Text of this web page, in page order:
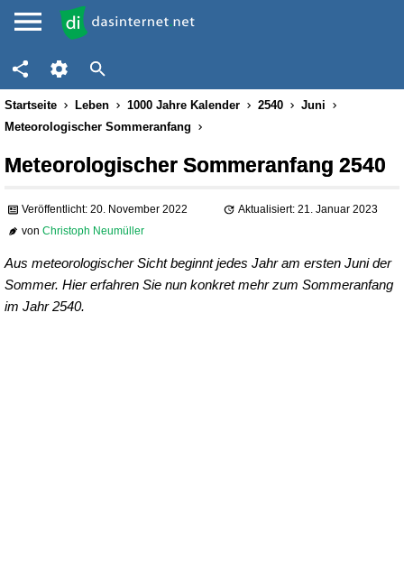
Startseite Leben 1000 Jahre Kalender 2540
Juni
Meteorologischer Sommeranfang
Meteorologischer Sommeranfang 2540
Veröffentlicht: 20. November 2022
Aktualisiert: 21. Januar 2023
vonChristoph Neumüller
Aus meteorologischer Sicht beginnt jedes Jahr am ersten Juni der
Sommer. Hier erfahren Sie nun konkret mehr zum Sommeranfang
im Jahr 2540.